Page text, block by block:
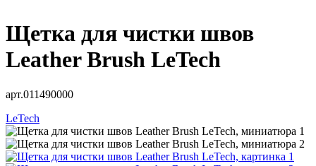
Щетка для чистки швов
Leather Brush LeTech
арт.011490000
LeTech